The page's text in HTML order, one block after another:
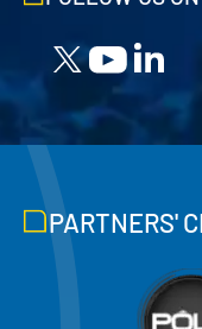
PARTNERS'